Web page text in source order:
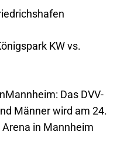
KW vs.
Das DVV-
Männer wird am 24.
Arena in Mannheim